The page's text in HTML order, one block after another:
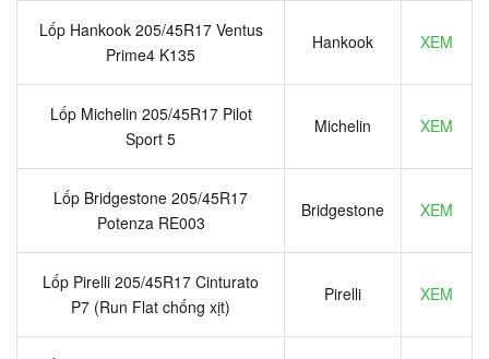
Lốp Hankook 205/45R17 Ventus
Prime4 K135
Hankook XEM
Lốp Michelin 205/45R17 Pilot
Sport 5
Michelin XEM
Lốp Bridgestone 205/45R17
Potenza RE003
Bridgestone XEM
Lốp Pirelli 205/45R17 Cinturato
P7 (Run Flat chống xịt)
Pirelli XEM